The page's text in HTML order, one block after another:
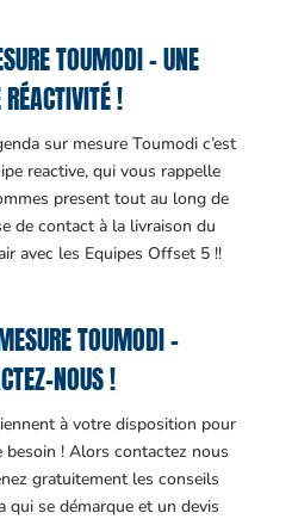
TOUMODI – UNE
!
sur mesure Toumodi c’est
reactive, qui vous rappelle
present tout au long de
de contact à la livraison du
avec les Equipes Offset 5 !!
TOUMODI –
NOUS !
à votre disposition pour
! Alors contactez nous
gratuitement les conseils
qui se démarque et un devis